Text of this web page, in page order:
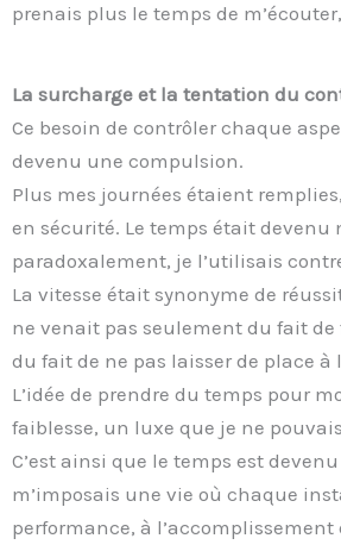
prenais plus le temps de
La surcharge et la tentation du
Ce besoin de contrôler chaque
devenu une compulsion.
Plus mes journées étaient
en sécurité. Le temps était devenu
paradoxalement, je l’utilisais
La vitesse était synonyme de
ne venait pas seulement du fait de
du fait de ne pas laisser de place à
L’idée de prendre du temps pour
faiblesse, un luxe que je ne
C’est ainsi que le temps est
m’imposais une vie où chaque
performance, à l’accomplissement